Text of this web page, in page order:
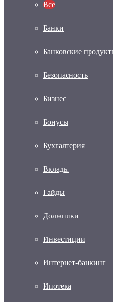
Все
Банки
Банковские
Безопасность
Бизнес
Бонусы
Бухгалтерия
Вклады
Гайды
Должники
Инвестиции
Интернет-банкинг
Ипотека